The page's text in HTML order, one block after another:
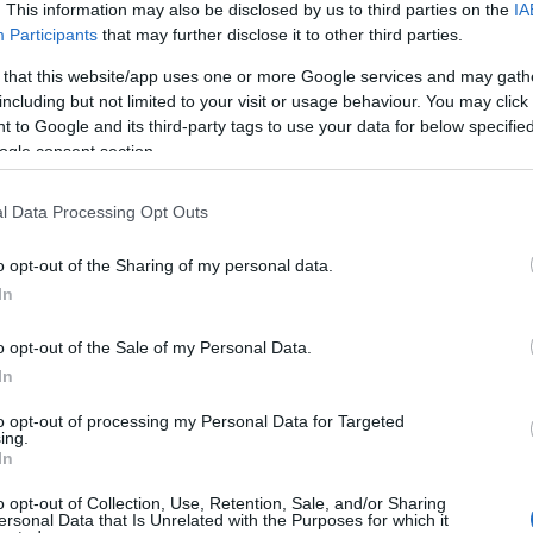
This information may also be disclosed by us to third parties on the
Participants that may further disclose it to other third parties.
that this website/app uses one or more Google services and may
but not limited to your visit or usage behaviour. You may
to Google and its third-party tags to use your data for below
consent section.
Data Processing Opt Outs
opt-out of the Sharing of my personal data.
opt-out of the Sale of my Personal Data.
opt-out of processing my Personal Data for Targeted
opt-out of Collection, Use, Retention, Sale, and/or Sharing
Data that Is Unrelated with the Purposes for which it
antes de empezar la jornada 9.
(Espanyol, centrocampista,
relación calidad-precio en Comunio, Edu
que ofrece el mercado. El jugador perico es la
y suele obtener buenas notas en Sofascore.
dicha plataforma y de 6,57 puntos en el juego, Top
buenas estadísticas en pases y visión de juego.
temporada acumula 2 asistencias, 5
El valor de mercado actual del jugador
al del otros futbolistas más caros con peor media
Luis Milla o Bellingham.
delantero, 5.610.000)